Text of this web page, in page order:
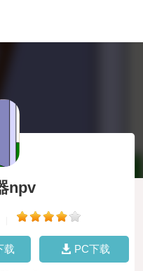
npv
载 PC下载